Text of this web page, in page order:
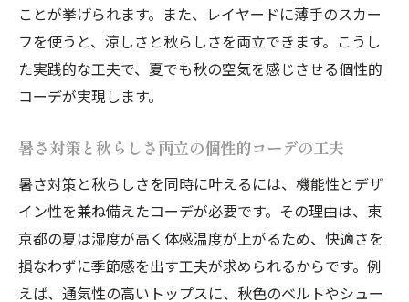
軽やかさと深みを両立する着こなし方
個性的コーデで軽やかさと深みを表現する
方法
夏の涼しさと秋の奥行きを融合させる着こ
東京都で注目される抜け感ある個性的コー
デ術
深みカラーを使った個性的コーデの実践ア
イデア
軽やか素材と秋色のバランスを取る工夫
ことが挙げられます。また、レイヤードに薄手のスカー
フを使うと、涼しさと秋らしさを両立できます。こうし
た実践的な工夫で、夏でも秋の空気を感じさせる個性的
コーデが実現します。
暑さ対策と秋らしさ両立の個性的コーデの工夫
暑さ対策と秋らしさを同時に叶えるには、機能性とデザ
イン性を兼ね備えたコーデが必要です。その理由は、東
京都の夏は湿度が高く体感温度が上がるため、快適さを
損なわずに季節感を出す工夫が求められるからです。例
えば、通気性の高いトップスに、秋色のベルトやシュー